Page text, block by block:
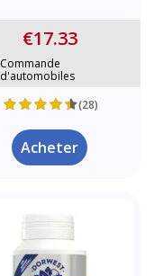
€17.33
Commande
d'automobiles
(28)
Acheter